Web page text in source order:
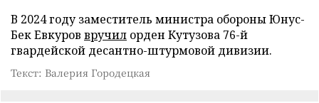
В 2024 году заместитель министра обороны Юнус-
Бек Евкуров вручил орден Кутузова 76-й
гвардейской десантно-штурмовой дивизии.
Текст: Валерия Городецкая